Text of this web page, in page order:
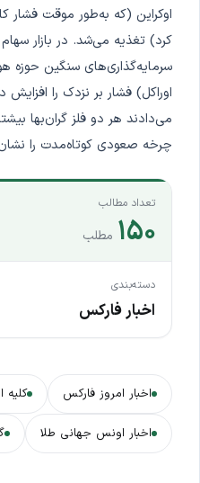
اوکراین (که به‌طور موقت فشار
کرد) تغذیه می‌شد. در بازار سهام
سرمایه‌گذاری‌های سنگین
اوراکل) فشار بر نزدک را
می‌دادند هر دو فلز گران‌بها
چرخه صعودی کوتاه‌مدت را نشان
تعداد مطالب
۱۵۰ مطلب
دسته‌بندی
اخبار فارکس
اخبار امروز فارکس کلیه
اخبار اونس جهانی طلا